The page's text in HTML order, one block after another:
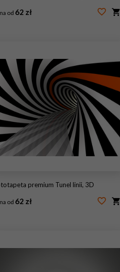
od 62 zł
premium Tunel linii, 3D
od 62 zł